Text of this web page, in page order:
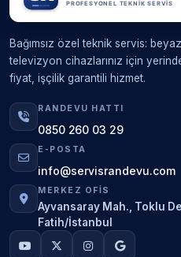
Bağımsız özel teknik servis:
televizyon cihazlarınız için
fiyat, işçilik garantili hizmet.
RANDEVU HATTI
0850 260 03 29
E-POSTA
info@servisrandevu.com
MERKEZ OFIS
Ayvansaray Mah., Toklu
Fatih/İstanbul